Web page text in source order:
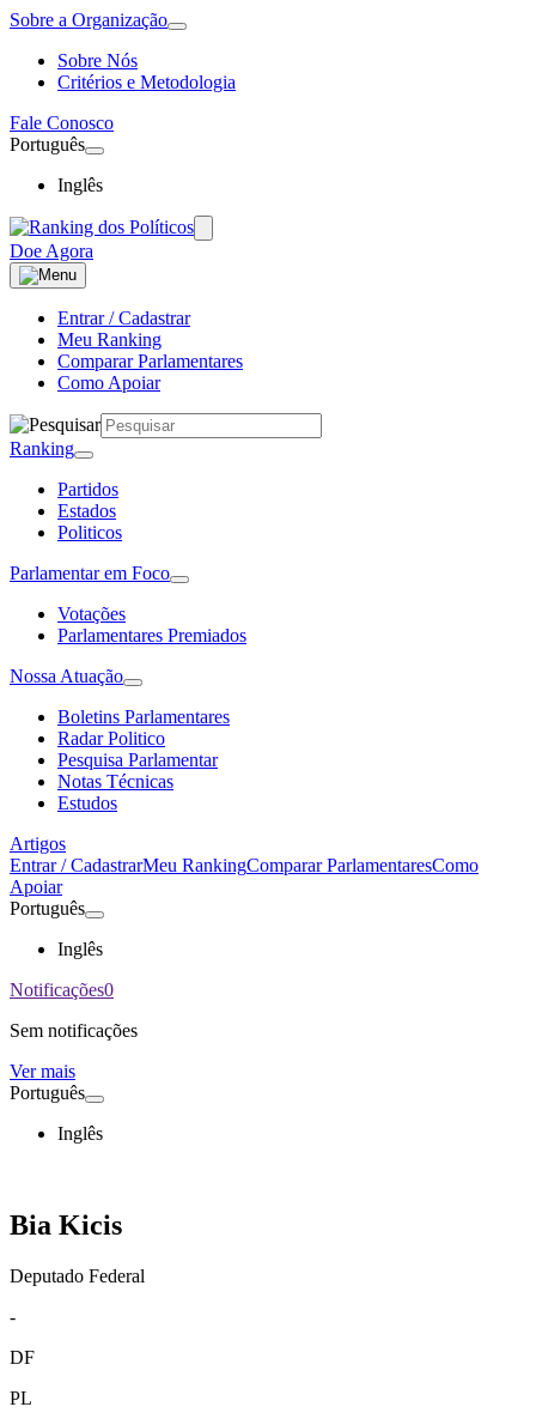
Sobre a Organização
Sobre Nós
Critérios e Metodologia
Fale Conosco
Português
Inglês
Doe Agora
Entrar / Cadastrar
Meu Ranking
Comparar Parlamentares
Como Apoiar
Ranking
Partidos
Estados
Politicos
Parlamentar em Foco
Votações
Parlamentares Premiados
Nossa Atuação
Boletins Parlamentares
Radar Politico
Pesquisa Parlamentar
Notas Técnicas
Estudos
Artigos
Entrar / CadastrarMeu RankingComparar ParlamentaresComo
Apoiar
Português
Inglês
Notificações0
Sem notificações
Ver mais
Português
Inglês
Bia Kicis
Deputado Federal
-
DF
PL